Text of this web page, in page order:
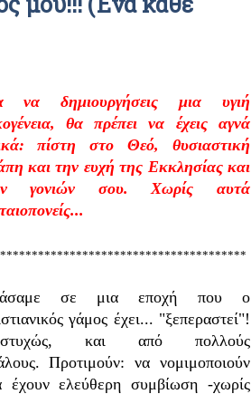
να δημιουργήσεις μια υγιή
θα πρέπει να έχεις αγνά
πίστη στο Θεό, θυσιαστική
και την ευχή της Εκκλησίας και
γονιών σου. Χωρίς αυτά
σε μια εποχή που ο
γάμος έχει... "ξεπεραστεί"!
και από πολλούς
Προτιμούν: να νομιμοποιούν
ελεύθερη συμβίωση -χωρίς